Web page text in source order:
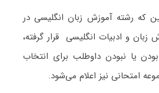
که رشته آموزش زبان انگلیسی در
و ادبیات انگلیسی قرار گرفته،
بودن یا نبودن داوطلب برای انتخاب
امتحانی نیز اعلام می‌شود.